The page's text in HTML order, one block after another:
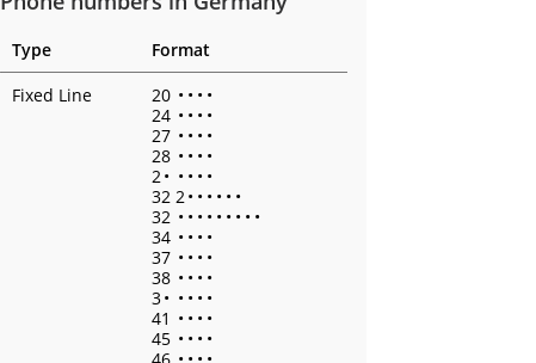
Type
Format
Fixed Line
20 • • • •
24 • • • •
27 • • • •
28 • • • •
2• • • • •
32 2• • • • • •
32 • • • • • • • • •
34 • • • •
37 • • • •
38 • • • •
3• • • • •
41 • • • •
45 • • • •